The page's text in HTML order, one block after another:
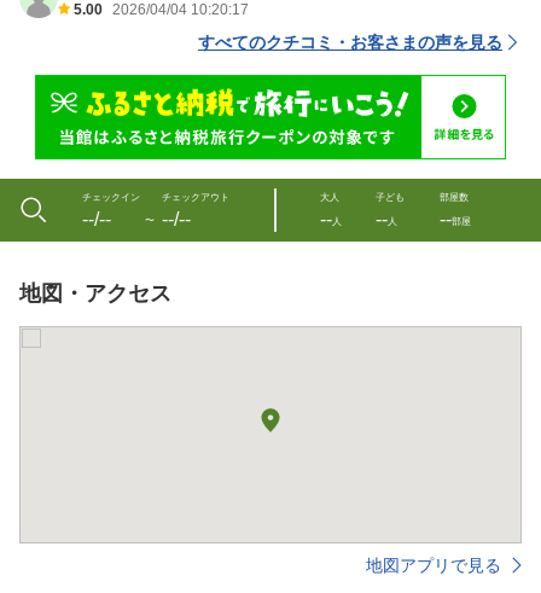
5.00 2026/04/04 10:20:17
すべてのクチコミ・お客さまの声を見る
チェックイン
--/-- 〜
チェックアウト
--/--
大人
--人
子ども
--人
部屋数
--部屋
地図・アクセス
地図アプリで見る